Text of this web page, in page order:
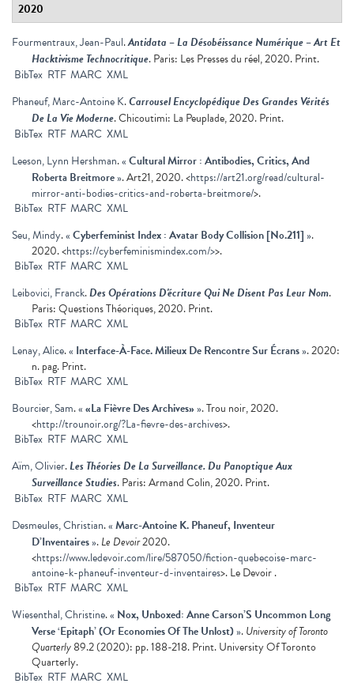
2020
Fourmentraux, Jean-Paul.Antidata – La Désobéissance Numérique – Art Et
Hacktivisme Technocritique. Paris: Les Presses du réel, 2020. Print.
BibTex RTF MARC XML
Phaneuf, Marc-Antoine K.Carrousel Encyclopédique Des Grandes Vérités
De La Vie Moderne. Chicoutimi: La Peuplade, 2020. Print.
BibTex RTF MARC XML
Leeson, Lynn Hershman.«Cultural Mirror : Antibodies, Critics, And
Roberta Breitmore». Art21, 2020. <https://art21.org/read/cultural-
mirror-anti-bodies-critics-and-roberta-breitmore/>.
BibTex RTF MARC XML
Seu, Mindy.«Cyberfeminist Index : Avatar Body Collision [No.211]».
2020. <https://cyberfeminismindex.com/>>.
BibTex RTF MARC XML
Leibovici, Franck.Des Opérations D'écriture Qui Ne Disent Pas Leur Nom.
Paris: Questions Théoriques, 2020. Print.
BibTex RTF MARC XML
Lenay, Alice.« Interface-À-Face. Milieux De Rencontre Sur Écrans». 2020:
n. pag. Print.
BibTex RTF MARC XML
Bourcier, Sam.««La Fièvre Des Archives»». Trou noir, 2020.
<http://trounoir.org/?La-fievre-des-archives>.
BibTex RTF MARC XML
Aïm, Olivier.Les Théories De La Surveillance. Du Panoptique Aux
Surveillance Studies. Paris: Armand Colin, 2020. Print.
BibTex RTF MARC XML
Desmeules, Christian.«Marc-Antoine K. Phaneuf, Inventeur
D’Inventaires».Le Devoir2020.
<https://www.ledevoir.com/lire/587050/fiction-quebecoise-marc-
antoine-k-phaneuf-inventeur-d-inventaires>. Le Devoir .
BibTex RTF MARC XML
Wiesenthal, Christine.« Nox, Unboxed: Anne Carson’S Uncommon Long
Verse ‘Epitaph’ (Or Economies Of The Unlost)».University of Toronto
Quarterly89.2 (2020): pp. 188-218. Print. University Of Toronto
Quarterly.
BibTex RTF MARC XML